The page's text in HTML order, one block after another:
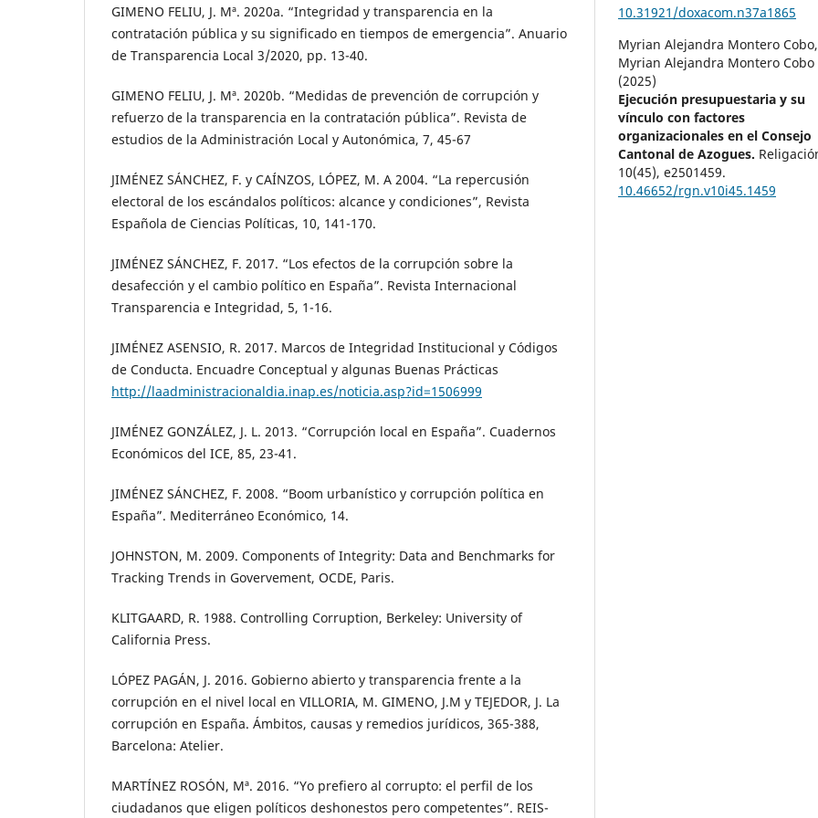
GIMENO FELIU, J. Mª. 2020a. “Integridad y transparencia en la
contratación pública y su significado en tiempos de emergencia”. Anuario
de Transparencia Local 3/2020, pp. 13-40.
GIMENO FELIU, J. Mª. 2020b. “Medidas de prevención de corrupción y
refuerzo de la transparencia en la contratación pública”. Revista de
estudios de la Administración Local y Autonómica, 7, 45-67
JIMÉNEZ SÁNCHEZ, F. y CAÍNZOS, LÓPEZ, M. A 2004. “La repercusión
electoral de los escándalos políticos: alcance y condiciones”, Revista
Española de Ciencias Políticas, 10, 141-170.
JIMÉNEZ SÁNCHEZ, F. 2017. “Los efectos de la corrupción sobre la
desafección y el cambio político en España”. Revista Internacional
Transparencia e Integridad, 5, 1-16.
JIMÉNEZ ASENSIO, R. 2017. Marcos de Integridad Institucional y Códigos
de Conducta. Encuadre Conceptual y algunas Buenas Prácticas
http://laadministracionaldia.inap.es/noticia.asp?id=1506999
JIMÉNEZ GONZÁLEZ, J. L. 2013. “Corrupción local en España”. Cuadernos
Económicos del ICE, 85, 23-41.
JIMÉNEZ SÁNCHEZ, F. 2008. “Boom urbanístico y corrupción política en
España”. Mediterráneo Económico, 14.
JOHNSTON, M. 2009. Components of Integrity: Data and Benchmarks for
Tracking Trends in Govervement, OCDE, Paris.
KLITGAARD, R. 1988. Controlling Corruption, Berkeley: University of
California Press.
LÓPEZ PAGÁN, J. 2016. Gobierno abierto y transparencia frente a la
corrupción en el nivel local en VILLORIA, M. GIMENO, J.M y TEJEDOR, J. La
corrupción en España. Ámbitos, causas y remedios jurídicos, 365-388,
Barcelona: Atelier.
MARTÍNEZ ROSÓN, Mª. 2016. “Yo prefiero al corrupto: el perfil de los
ciudadanos que eligen políticos deshonestos pero competentes”. REIS-
10.31921/doxacom.n37a1865
Myrian Alejandra Montero Cobo,
Myrian Alejandra Montero Cobo
(2025)
Ejecución presupuestaria y su
vínculo con factores
organizacionales en el Consejo
Cantonal de Azogues.
10(45),e2501459.
10.46652/rgn.v10i45.1459